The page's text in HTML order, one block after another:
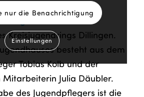
Sitz der
Kreisjugendrings Dillingen.
besteht aus dem
Tobias Kolb und der
Mitarbeiterin Julia Däubler.
des Jugendpflegers ist die
nur die Benachrichtigung
Einstellungen